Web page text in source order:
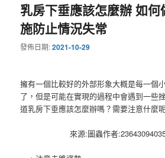
乳房下垂應該怎麼辦 如何
施防止情況失常
發佈日期:2021-10-29
擁有一個比較好的外部形象大概是每一個
了，但是可能在實現的過程中會遇到一些
道乳房下垂應該怎麼辦嗎？需要注意什麼
來源:圖蟲作者